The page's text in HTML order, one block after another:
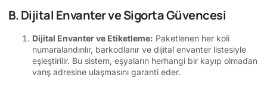
B. Dijital Envanter ve Sigorta Güvencesi
Dijital Envanter ve Etiketleme: Paketlenen her koli
numaralandırılır, barkodlanır ve dijital envanter listesiyle
eşleştirilir. Bu sistem, eşyaların herhangi bir kayıp olmadan
varış adresine ulaşmasını garanti eder.